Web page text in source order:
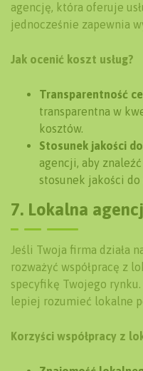
agencję, która oferuje
jednocześnie zapewnia
Jak ocenić koszt usług?
Transparentność
transparentna w
kosztów.
Stosunek jakości
agencji, aby
stosunek jakości do
7. Lokalna
Jeśli Twoja firma działa
rozważyć współpracę z
specyfikę Twojego
lepiej rozumieć lokalne
Korzyści współpracy z